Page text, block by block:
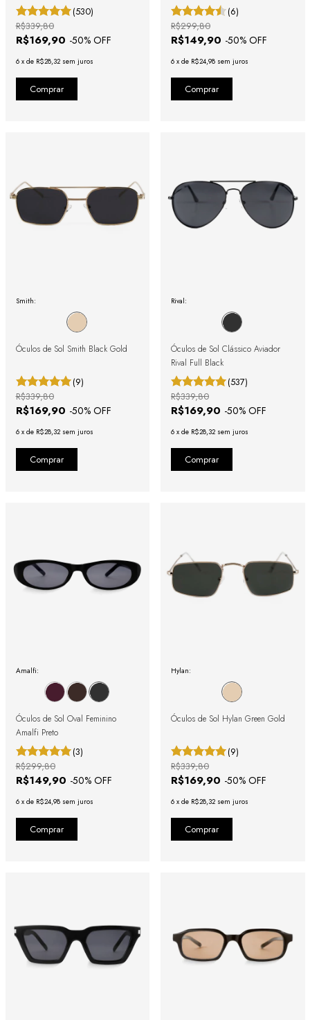
(530)
R$169,90 -50% OFF
R$339,80
6 x de R$28,32 sem juros
(6)
R$149,90 -50% OFF
R$299,80
6 x de R$24,98 sem juros
Smith:
Óculos de Sol Smith Black Gold
(9)
R$169,90 -50% OFF
R$339,80
6 x de R$28,32 sem juros
Rival:
Óculos de Sol Clássico Aviador
Rival Full Black
(537)
R$169,90 -50% OFF
R$339,80
6 x de R$28,32 sem juros
Amalfi:
Óculos de Sol Oval Feminino
Amalfi Preto
(3)
R$149,90 -50% OFF
R$299,80
6 x de R$24,98 sem juros
Hylan:
Óculos de Sol Hylan Green Gold
(9)
R$169,90 -50% OFF
R$339,80
6 x de R$28,32 sem juros